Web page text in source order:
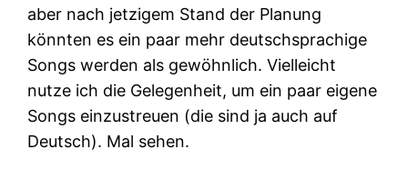
aber nach jetzigem Stand der Planung
könnten es ein paar mehr deutschsprachige
Songs werden als gewöhnlich. Vielleicht
nutze ich die Gelegenheit, um ein paar eigene
Songs einzustreuen (die sind ja auch auf
Deutsch). Mal sehen.